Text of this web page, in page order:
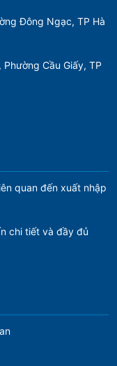
Đông Ngạc, TP Hà
Cầu Giấy, TP
quan đến xuất nhập
chi tiết và đầy đủ